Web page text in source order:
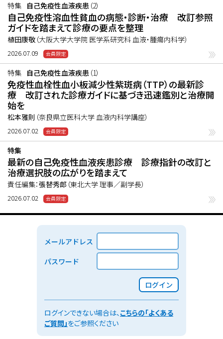
特集 自己免疫性血液疾患 （2）
自己免疫性溶血性貧血の病態・診断・治療 改訂参照
ガイドを踏まえて診療の要点を整理
植田康敬 （大阪大学大学院 医学系研究科 血液・腫瘍内科学）
2026.07.09
特集 自己免疫性血液疾患 （1）
免疫性血栓性血小板減少性紫斑病（TTP）の最新診
療 改訂された診療ガイドに基づき迅速鑑別と治療開
始を
松本雅則 （奈良県立医科大学 血液内科学講座）
2026.07.02
特集
最新の自己免疫性血液疾患診療 診療指針の改訂と
治療選択肢の広がりを踏まえて
責任編集：張替秀郎 （東北大学 理事／副学長）
2026.07.02
メールアドレス
パスワード
ログイン
ログインできない場合は、こちらの「よくある
ご質問」をご参照ください